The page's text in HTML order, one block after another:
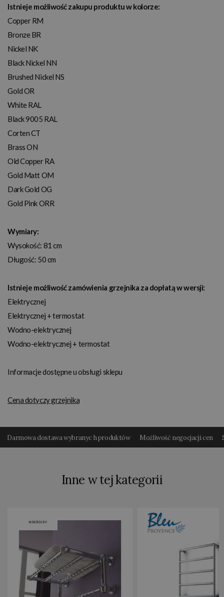
Istnieje możliwość zakupu produktu w kolorze:
Copper RM
Bronze BR
Nickel NK
Black Nickel NN
Brushed Nickel NS
Gold OR
White RAL
Black 9005 RAL
Corten CT
Brass ON
Old Copper RA
Gold Matt OM
Dark Gold OG
Gold Pink ORR
Wymiary:
Wysokość: 81 cm
Długość: 50 cm
Istnieje możliwość zamówienia grzejnika za dopłatą w wersji:
Elektrycznej
Elektrycznej + termostat
Wodno-elektrycznej
Wodno-elektrycznej + termostat
Informacje dostępne u obsługi sklepu
Cena dotyczy grzejnika
Darmowa dostawa wybranyc h produktów Możliwość negocjacji cen
Inne w tej kategorii